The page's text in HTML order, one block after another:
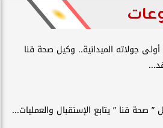
جولاته الميدانية.. وكيل صحة قنا
” صحة قنا ” يتابع الإستقبال والعمليات...